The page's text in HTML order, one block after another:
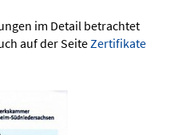
im Detail betrachtet
auf der SeiteZertifikate